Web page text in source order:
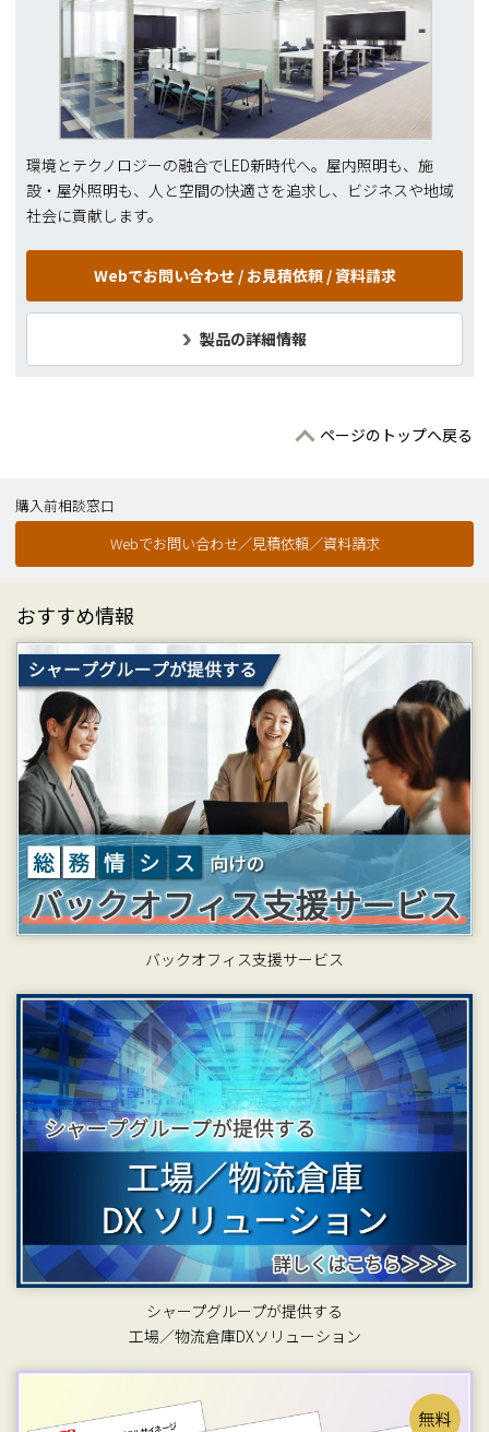
環境とテクノロジーの融合でLED新時代へ。屋内照明も、施
設・屋外照明も、人と空間の快適さを追求し、ビジネスや地域
社会に貢献します。
Webでお問い合わせ / お見積依頼 / 資料請求
製品の詳細情報
ページのトップへ戻る
購入前相談窓口
Webでお問い合わせ／見積依頼／資料請求
おすすめ情報
バックオフィス支援サービス
シャープグループが提供する
工場／物流倉庫DXソリューション